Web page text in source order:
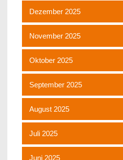
Dezember 2025
November 2025
Oktober 2025
September 2025
August 2025
Juli 2025
Juni 2025